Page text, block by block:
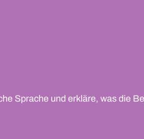
Sprache und erkläre, was die